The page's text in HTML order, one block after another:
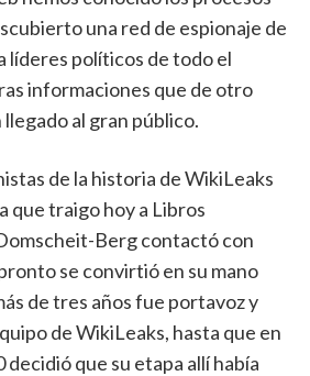
una red de espionaje de
líderes políticos de todo el
informaciones que de otro
al gran público.
de la historia de WikiLeaks
que traigo hoy a Libros
Berg contactó con
se convirtió en su mano
de tres años fue portavoz y
de WikiLeaks, hasta que en
que su etapa allí había